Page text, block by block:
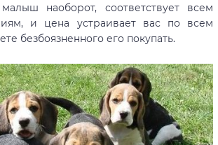
наоборот, соответствует всем
и цена устраивает вас по всем
безбоязненного его покупать.